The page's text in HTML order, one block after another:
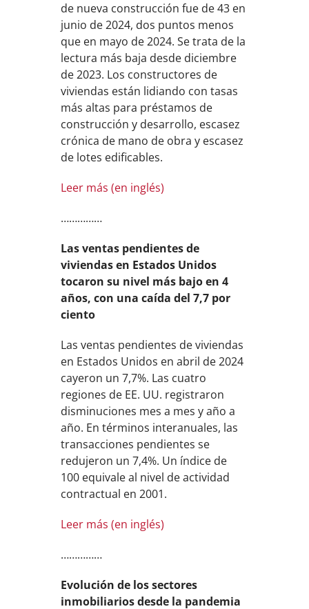
de nueva construcción fue de 43 en
junio de 2024, dos puntos menos
que en mayo de 2024. Se trata de la
lectura más baja desde diciembre
de 2023. Los constructores de
viviendas están lidiando con tasas
más altas para préstamos de
construcción y desarrollo, escasez
crónica de mano de obra y escasez
de lotes edificables.
Leer más (en inglés)
……………
Las ventas pendientes de
viviendas en Estados Unidos
tocaron su nivel más bajo en 4
años, con una caída del 7,7 por
ciento
Las ventas pendientes de viviendas
en Estados Unidos en abril de 2024
cayeron un 7,7%. Las cuatro
regiones de EE. UU. registraron
disminuciones mes a mes y año a
año. En términos interanuales, las
transacciones pendientes se
redujeron un 7,4%. Un índice de
100 equivale al nivel de actividad
contractual en 2001.
Leer más (en inglés)
……………
Evolución de los sectores
inmobiliarios desde la pandemia